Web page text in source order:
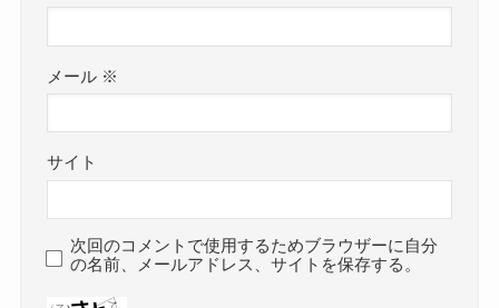
メール ※
サイト
次回のコメントで使用するためブラウザーに自分
の名前、メールアドレス、サイトを保存する。